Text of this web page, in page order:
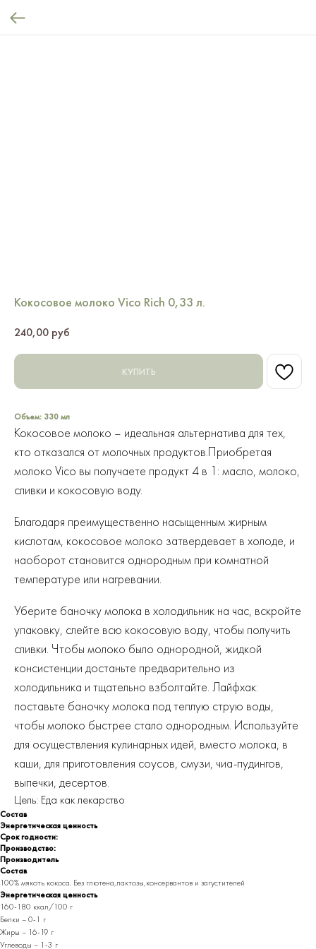
Кокосовое молоко Vico Rich 0,33 л.
240,00 руб
КУПИТЬ
Объем: 330 мл
Кокосовое молоко – идеальная альтернатива для тех,
кто отказался от молочных продуктов.Приобретая
молоко Vico вы получаете продукт 4 в 1: масло, молоко,
сливки и кокосовую воду.
Благодаря преимущественно насыщенным жирным
кислотам, кокосовое молоко затвердевает в холоде, и
наоборот становится однородным при комнатной
температуре или нагревании.
Уберите баночку молока в холодильник на час, вскройте
упаковку, слейте всю кокосовую воду, чтобы получить
сливки. Чтобы молоко было однородной, жидкой
консистенции достаньте предварительно из
холодильника и тщательно взболтайте. Лайфхак:
поставьте баночку молока под теплую струю воды,
чтобы молоко быстрее стало однородным. Используйте
для осуществления кулинарных идей, вместо молока, в
каши, для приготовления соусов, смузи, чиа-пудингов,
выпечки, десертов.
Цель: Еда как лекарство
Состав
Энергетическая ценность
Срок годности:
Производство:
Производитель
Состав
100% мякоть кокоса. Без глютена,лактозы,консервантов и загустителей
Энергетическая ценность
160-180 ккал/100 г
Белки – 0-1 г
Жиры – 16-19 г
Углеводы – 1-3 г